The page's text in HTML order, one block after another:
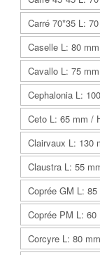
Carré 70*35 L:
Caselle L: 80
Cavallo L: 75
Cephalonia L:
Ceto L: 65 mm /
Clairvaux L: 130
Claustra L: 55
Coprée GM L:
Coprée PM L:
Corcyre L: 80